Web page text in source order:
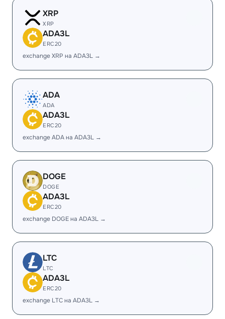
XRP
XRP
ADA3L
ERC20
exchange XRP на ADA3L →
ADA
ADA
ADA3L
ERC20
exchange ADA на ADA3L →
DOGE
DOGE
ADA3L
ERC20
exchange DOGE на ADA3L →
LTC
LTC
ADA3L
ERC20
exchange LTC на ADA3L →